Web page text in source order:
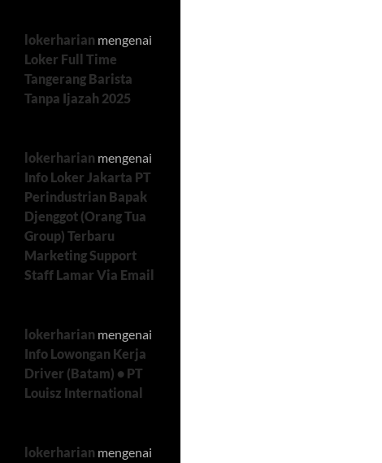
lokerharian mengenai
Loker Full Time
Tangerang Barista
Tanpa Ijazah 2025
lokerharian mengenai
Info Loker Jakarta PT
Perindustrian Bapak
Djenggot (Orang Tua
Group) Terbaru
Marketing Support
Staff Lamar Via Email
lokerharian mengenai
Info Lowongan Kerja
Driver (Batam) • PT
Louisz International
lokerharian mengenai